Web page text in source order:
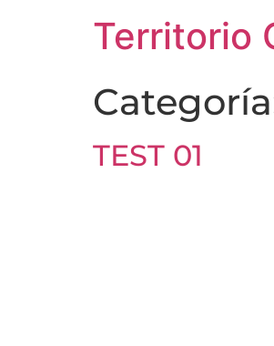
Territorio
TEST 01